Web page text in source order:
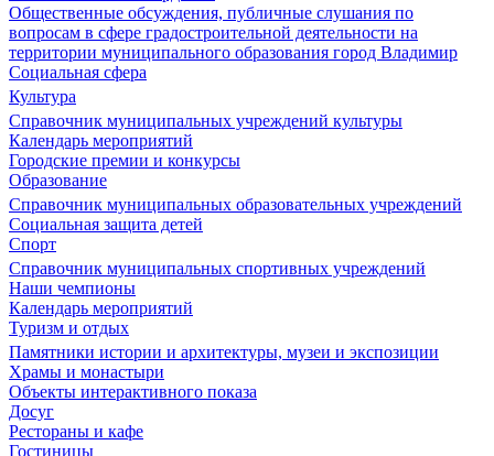
Общественные обсуждения, публичные слушания по
вопросам в сфере градостроительной деятельности на
территории муниципального образования город Владимир
Социальная сфера
Культура
Справочник муниципальных учреждений культуры
Календарь мероприятий
Городские премии и конкурсы
Образование
Справочник муниципальных образовательных учреждений
Социальная защита детей
Спорт
Справочник муниципальных спортивных учреждений
Наши чемпионы
Календарь мероприятий
Туризм и отдых
Памятники истории и архитектуры, музеи и экспозиции
Храмы и монастыри
Объекты интерактивного показа
Досуг
Рестораны и кафе
Гостиницы